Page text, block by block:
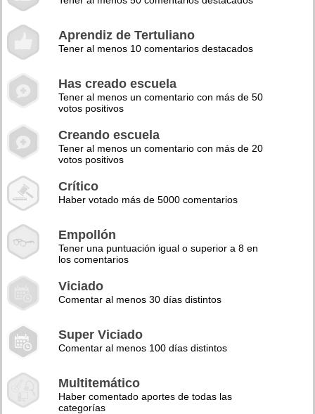
Aprendiz de Tertuliano
Tener al menos 10 comentarios destacados
Has creado escuela
Tener al menos un comentario con más de 50
votos positivos
Creando escuela
Tener al menos un comentario con más de 20
votos positivos
Crítico
Haber votado más de 5000 comentarios
Empollón
Tener una puntuación igual o superior a 8 en
los comentarios
Viciado
Comentar al menos 30 días distintos
Super Viciado
Comentar al menos 100 días distintos
Multitemático
Haber comentado aportes de todas las
categorías